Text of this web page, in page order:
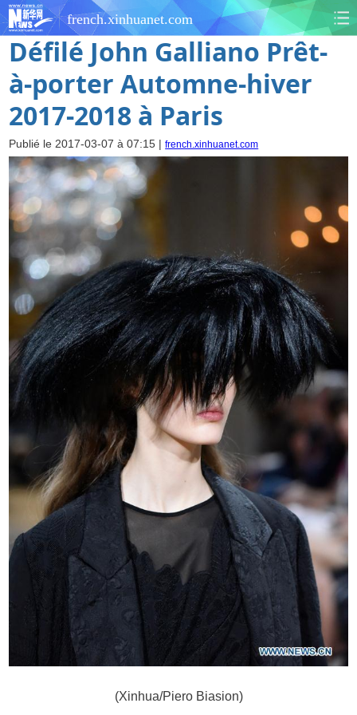
french.xinhuanet.com
Défilé John Galliano Prêt-
à-porter Automne-hiver
2017-2018 à Paris
Publié le 2017-03-07 à 07:15 |french.xinhuanet.com
(Xinhua/Piero Biasion)